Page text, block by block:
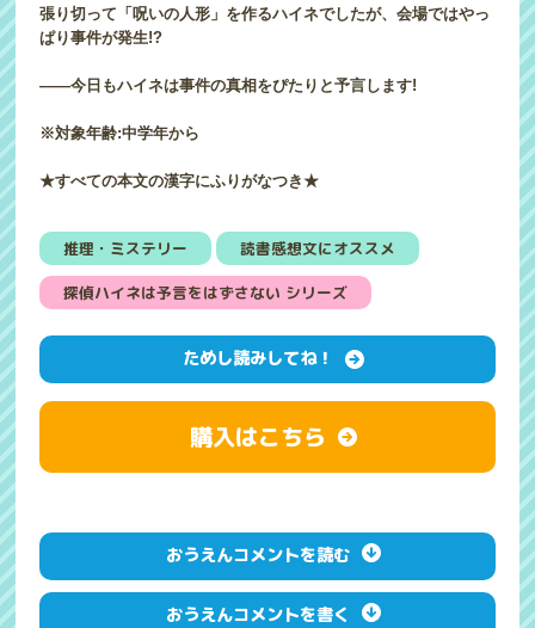
張り切って「呪いの人形」を作るハイネでしたが、会場ではやっ
ぱり事件が発生!?
――今日もハイネは事件の真相をぴたりと予言します!
※対象年齢:中学年から
★すべての本文の漢字にふりがなつき★
推理・ミステリー 読書感想文にオススメ
探偵ハイネは予言をはずさない シリーズ
ためし読みしてね！
購入はこちら
おうえんコメントを読む
おうえんコメントを書く